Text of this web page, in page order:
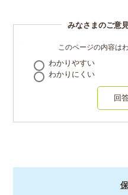
みなさまのご意
このページの内容は
わかりやすい
わかりにくい
回